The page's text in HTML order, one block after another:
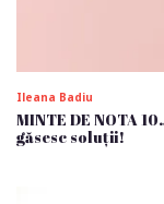
Ileana Badiu
MINTE DE NOTA
găsesc soluții!